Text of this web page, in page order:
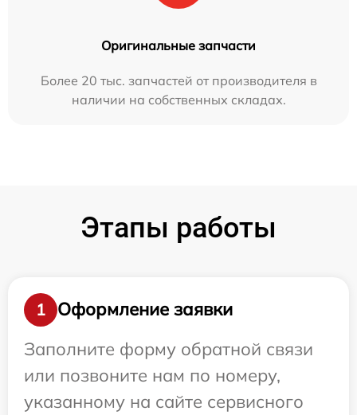
Оригинальные запчасти
Более 20 тыс. запчастей от производителя в
наличии на собственных складах.
Этапы работы
1
Оформление заявки
Заполните форму обратной связи
или позвоните нам по номеру,
указанному на сайте сервисного